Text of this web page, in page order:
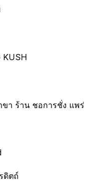
KUSH
า ร้าน ชอการชั่ง แพร่
ดิตถ์